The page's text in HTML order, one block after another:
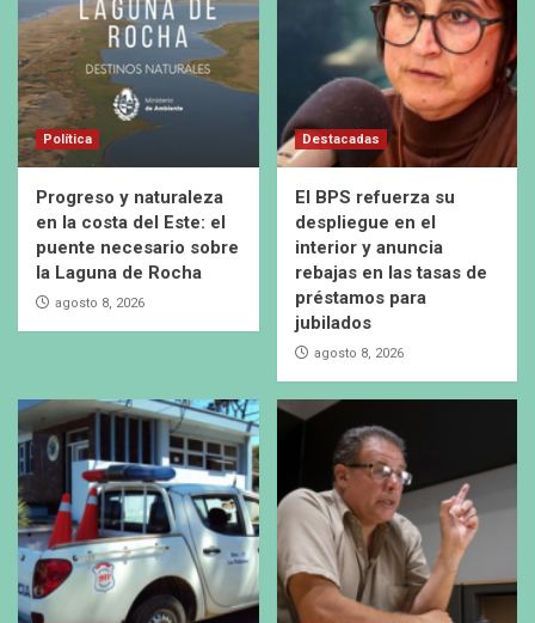
Política
Progreso y naturaleza
en la costa del Este: el
puente necesario sobre
la Laguna de Rocha
agosto 8, 2026
Destacadas
El BPS refuerza su
despliegue en el
interior y anuncia
rebajas en las tasas de
préstamos para
jubilados
agosto 8, 2026